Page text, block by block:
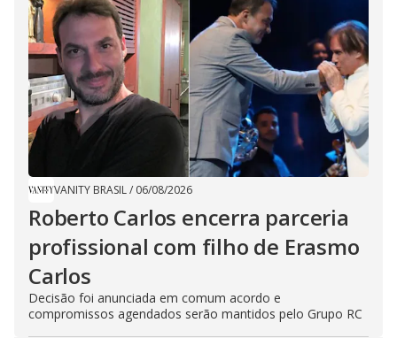
VANITY BRASIL/ 06/08/2026
Roberto Carlos encerra parceria
profissional com filho de Erasmo
Carlos
Decisão foi anunciada em comum acordo e
compromissos agendados serão mantidos pelo Grupo RC